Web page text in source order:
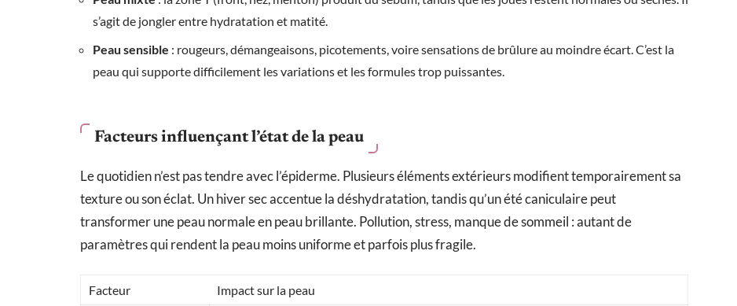
s’agit de jongler entre hydratation et matité.
Peau sensible : rougeurs, démangeaisons, picotements, voire sensations de brûlure au moindre écart. C’est la
peau qui supporte difficilement les variations et les formules trop puissantes.
Facteurs influençant l’état de la peau
Le quotidien n’est pas tendre avec l’épiderme. Plusieurs éléments extérieurs modifient temporairement sa
texture ou son éclat. Un hiver sec accentue la déshydratation, tandis qu’un été caniculaire peut
transformer une peau normale en peau brillante. Pollution, stress, manque de sommeil : autant de
paramètres qui rendent la peau moins uniforme et parfois plus fragile.
Facteur
Impact sur la peau